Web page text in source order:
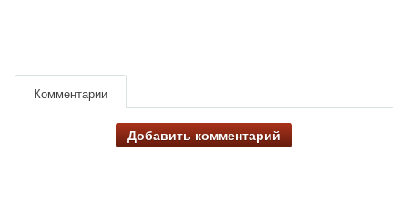
Комментарии
Добавить комментарий